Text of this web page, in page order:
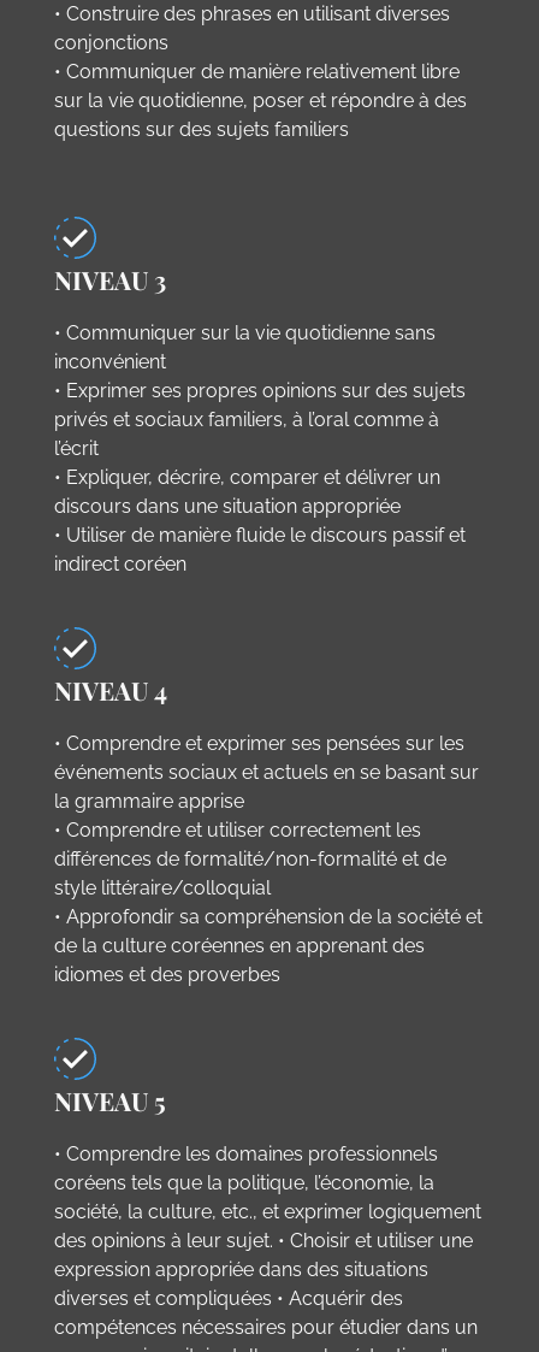
• Construire des phrases en utilisant diverses
conjonctions
• Communiquer de manière relativement libre
sur la vie quotidienne, poser et répondre à des
questions sur des sujets familiers
NIVEAU 3
• Communiquer sur la vie quotidienne sans
inconvénient
• Exprimer ses propres opinions sur des sujets
privés et sociaux familiers, à l’oral comme à
l’écrit
• Expliquer, décrire, comparer et délivrer un
discours dans une situation appropriée
• Utiliser de manière fluide le discours passif et
indirect coréen
NIVEAU 4
• Comprendre et exprimer ses pensées sur les
événements sociaux et actuels en se basant sur
la grammaire apprise
• Comprendre et utiliser correctement les
différences de formalité/non-formalité et de
style littéraire/colloquial
• Approfondir sa compréhension de la société et
de la culture coréennes en apprenant des
idiomes et des proverbes
NIVEAU 5
• Comprendre les domaines professionnels
coréens tels que la politique, l’économie, la
société, la culture, etc., et exprimer logiquement
des opinions à leur sujet. • Choisir et utiliser une
expression appropriée dans des situations
diverses et compliquées • Acquérir des
compétences nécessaires pour étudier dans un